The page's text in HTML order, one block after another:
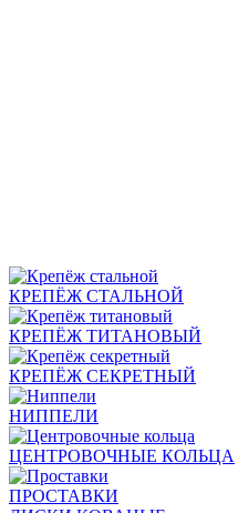
КРЕПЁЖ СТАЛЬНОЙ
КРЕПЁЖ ТИТАНОВЫЙ
КРЕПЁЖ СЕКРЕТНЫЙ
НИППЕЛИ
ЦЕНТРОВОЧНЫЕ КОЛЬЦА
ПРОСТАВКИ